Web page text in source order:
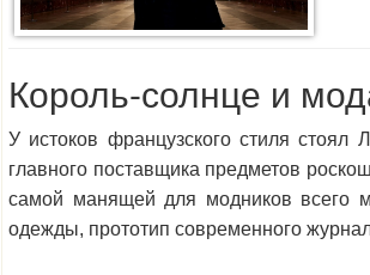
Король-солнце и
У истоков французского стиля
главного поставщика предметов
самой манящей для модников всего
одежды, прототип современного